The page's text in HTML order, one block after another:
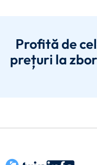
Profită de
prețuri la